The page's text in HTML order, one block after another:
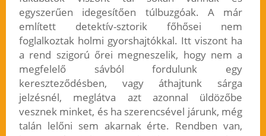
egyszerűen idegesítően túlbuzgóak. A már
említett detektív-sztorik főhősei nem
foglalkoztak holmi gyorshajtókkal. Itt viszont ha
a rend szigorú őrei megneszelik, hogy nem a
megfelelő sávból fordulunk egy
kereszteződésben, vagy áthajtunk sárga
jelzésnél, meglátva azt azonnal üldözőbe
vesznek minket, és ha szerencsével járunk, még
talán lelőni sem akarnak érte. Rendben van,